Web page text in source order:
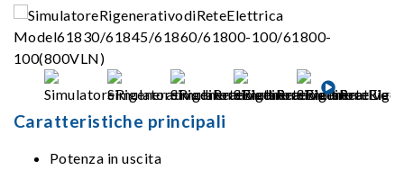
Caratteristiche principali
Potenza in uscita